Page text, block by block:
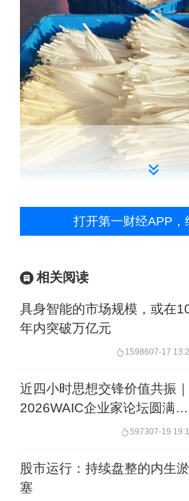
摄
品牌的生产制造“大后方”
的环境和良好的产业政策
业不断发展。六安的皖
品种，羽绒朵大绒长、
从农家收购家禽羽毛，
纪80年代；随着工艺
进，如今，六安的裕安
地，早已经成为了羽绒
打开第一财经APP，
相关阅读
具身智能的市场规模，或在
年内突破万亿元
1598607-17
近四小时思想交锋价值共振｜
2026WAIC企业家论坛圆满落
597307-19
股市运行：持续盘整的内生淤
塞